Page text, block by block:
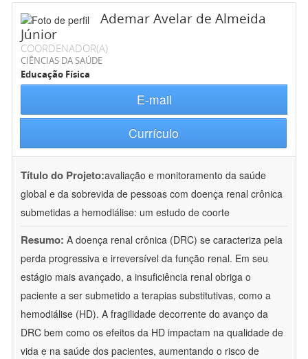
Ademar Avelar de Almeida
Júnior
COORDENADOR(A)
CIÊNCIAS DA SAÚDE
Educação Física
E-mail
Currículo
Título do Projeto:avaliação e monitoramento da saúde
global e da sobrevida de pessoas com doença renal crônica
submetidas a hemodiálise: um estudo de coorte
Resumo: A doença renal crônica (DRC) se caracteriza pela
perda progressiva e irreversível da função renal. Em seu
estágio mais avançado, a insuficiência renal obriga o
paciente a ser submetido a terapias substitutivas, como a
hemodiálise (HD). A fragilidade decorrente do avanço da
DRC bem como os efeitos da HD impactam na qualidade de
vida e na saúde dos pacientes, aumentando o risco de